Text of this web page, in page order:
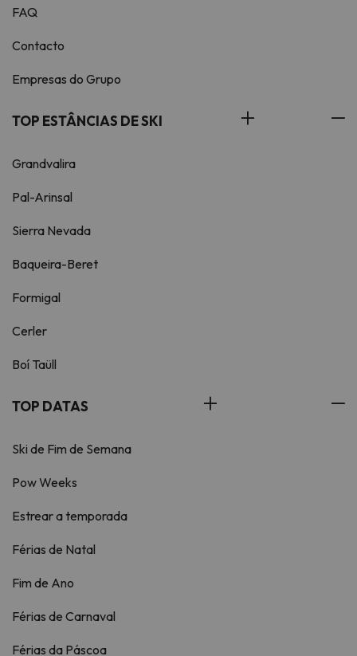
FAQ
Contacto
Empresas do Grupo
TOP ESTÂNCIAS DE SKI
Grandvalira
Pal-Arinsal
Sierra Nevada
Baqueira-Beret
Formigal
Cerler
Boí Taüll
TOP DATAS
Ski de Fim de Semana
Pow Weeks
Estrear a temporada
Férias de Natal
Fim de Ano
Férias de Carnaval
Férias da Páscoa